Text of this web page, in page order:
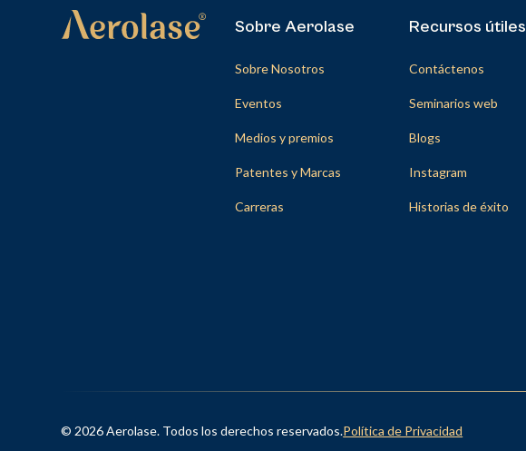
Sobre Aerolase
Sobre Nosotros
Eventos
Medios y premios
Patentes y Marcas
Carreras
Recursos útiles
Contáctenos
Seminarios web
Blogs
Instagram
Historias de éxito
© 2026 Aerolase. Todos los derechos reservados.Política de Privacidad